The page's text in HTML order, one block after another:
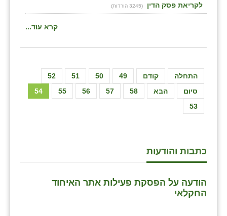
לקריאת פסק הדין
(3245 הורדות)
קרא עוד...
התחלה קודם 49
50
51
52
53
54 55 56 57 58 הבא סיום
כתבות והודעות
הודעה על הפסקת פעילות אתר האיחוד
החקלאי